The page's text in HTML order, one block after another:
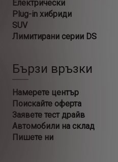
Електрически
Plug-in хибриди
SUV
Лимитирани серии DS
Бързи връзки
Намерете център
Поискайте оферта
Заявете тест драйв
Автомобили на склад
Пишете ни